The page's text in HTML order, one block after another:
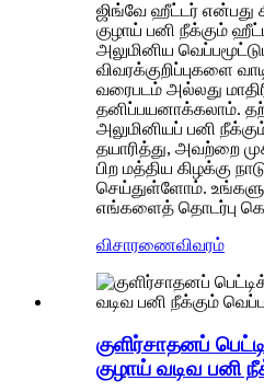
ஜிங்வே ஹீட்டர் என்பது
குழாய் பனி நீக்கும்
அலுமினிய
விவரக்குறிப்புகளை
வரைபடம் அல்லது
தனிப்பயனாக்கலாம்.
அலுமினியப் பனி
தயாரித்து, அவற்றை
பிற மத்திய கிழக்கு
செய்துள்ளோம்.
எங்களைத் தொடர்பு
விசாரணைவிவரம்
குளிர்சாதனப்
குழாய் வடிவ பனி